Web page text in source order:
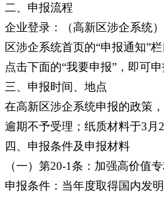
二、申报流程
企业登录：（高新区涉企系统
区涉企系统首页的“申报通知”
点击下面的“我要申报”，即可申
三、申报时间、地点
在高新区涉企系统申报的政策
逾期不予受理；纸质材料于3月
四、申报条件及申报材料
（一）第20-1条：加强高价值
申报条件：当年度取得国内发